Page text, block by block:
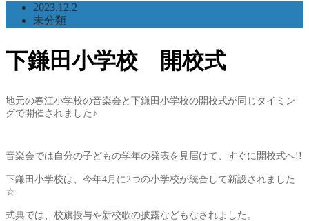
2023.12.2
未分類
下鎌田小学校 開校式
地元の春江小学校の音楽会と下鎌田小学校の開校式が同じタイミン
グで開催されました♪
音楽会では自分の子どもの学年の発表を見届けて、すぐに開校式へ!!
下鎌田小学校は、今年4月に2つの小学校が統合して新設されました
☆
式典では、校旗授与や新校歌の披露などもなされました。